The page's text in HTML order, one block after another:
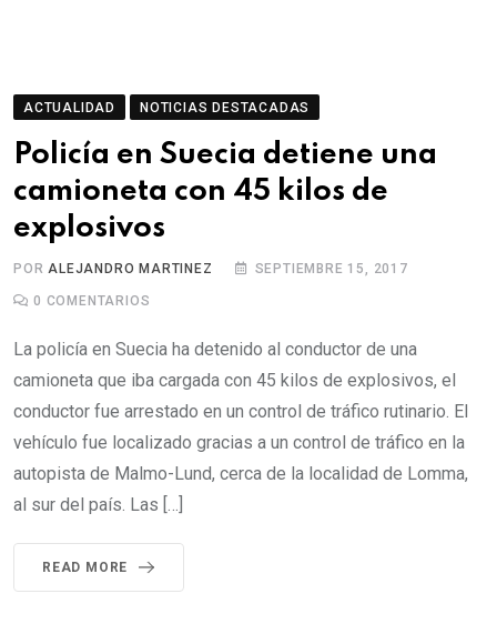
ACTUALIDAD NOTICIAS DESTACADAS
Policía en Suecia detiene una
camioneta con 45 kilos de
explosivos
PORALEJANDRO MARTINEZ SEPTIEMBRE 15, 2017
0 COMENTARIOS
La policía en Suecia ha detenido al conductor de una
camioneta que iba cargada con 45 kilos de explosivos, el
conductor fue arrestado en un control de tráfico rutinario. El
vehículo fue localizado gracias a un control de tráfico en la
autopista de Malmo-Lund, cerca de la localidad de Lomma,
al sur del país. Las […]
READ MORE